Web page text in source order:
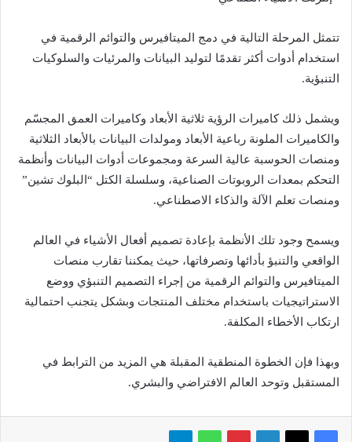
تتمثل المرحلة التالية في دمج الميتافيرس والتوائم الرقمية في
استخدام أدوات أكثر تقدمًا لتوليد البيانات والمرئيات والسلوكيات
التنبؤية.
ويشمل ذلك كاميرات الرؤية ثلاثية الأبعاد وكاميرات العمق المجسّم
والكاميرات الملونة رباعية الأبعاد ومولدات البيانات بالأبعاد الثلاثية
ومنصات الحوسبة عالية السرعة ومجموعات أدوات البيانات وأنظمة
التحكم بمعدات الروبوتات الصناعية، وسلسلة الكتل “البلوك تشين”
ومنصات تعلم الآلة والذكاء الاصطناعي.
ويسمح وجود تلك الأنظمة بإعادة تصميم أفعال الأشياء في العالم
الواقعي والتنبؤ بأدائها وتصرفاتها، حيث يمكننا تقارب منصات
الميتافيرس والتوائم الرقمية من إجراء التصميم التنبؤي ووضع
الاستراتيجيات باستخدام مختلف المنتجات وبشكل يتجنب احتمالية
ارتكاب الأخطاء المكلفة.
وبهذا فإن الخطوة المنطقية المقبلة هي المزيد من الترابط في
المستقبل وتوحد العالم الافتراضي والبشري.